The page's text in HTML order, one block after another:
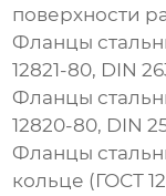
поверхности
Фланцы
12821-80, DIN
Фланцы
12820-80, DIN
Фланцы
кольце (ГОСТ